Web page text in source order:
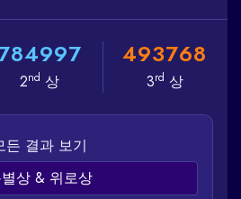
84997
2nd 상
493768
3rd 상
든 결과 보기
상 & 위로상